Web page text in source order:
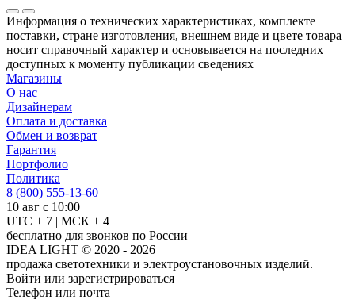
Информация о технических характеристиках, комплекте
поставки, стране изготовления, внешнем виде и цвете товара
носит справочный характер и основывается на последних
доступных к моменту публикации сведениях
Магазины
О нас
Дизайнерам
Оплата и доставка
Обмен и возврат
Гарантия
Портфолио
Политика
8 (800) 555-13-60
10 авг с 10:00
UTC + 7 | МСК + 4
бесплатно для звонков по России
IDEA LIGHT © 2020 - 2026
продажа светотехники и электроустановочных изделий.
Войти или зарегистрироваться
Телефон или почта